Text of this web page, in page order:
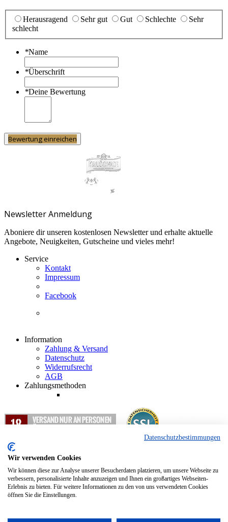
Herausragend Sehr gut Gut Schlechte
Sehr
schlecht
*Name
*Überschrift
*Deine Bewertung
Bewertung einreichen
Newsletter Anmeldung
Aboniere dir unseren kostenlosen Newsletter und erhalte aktuelle
Angebote, Neuigkeiten, Gutscheine und vieles mehr!
Service
Kontakt
Impressum
Facebook
Information
Zahlung & Versand
Datenschutz
Widerrufsrecht
AGB
Zahlungsmethoden
Alle Preisangaben in EUR inkl. gesetzlicher Mehrwertsteuer und
zzgl. Versandkosten.
Nur für Abholung und Weiterleitung nach Deutschland.
Copyright © 2012 - 2024 Hopfenkurier.com - Bierspezialitäten und
Spirituosen Onlineshop
Datenschutzbestimmungen
Wir verwenden Cookies
Wir können diese zur Analyse unserer Besucherdaten platzieren, um unsere Webseite zu
verbessern, personalisierte Inhalte anzuzeigen und Ihnen ein großartiges Webseiten-
Erlebnis zu bieten. Für weitere Informationen zu den von uns verwendeten Cookies
öffnen Sie die Einstellungen.